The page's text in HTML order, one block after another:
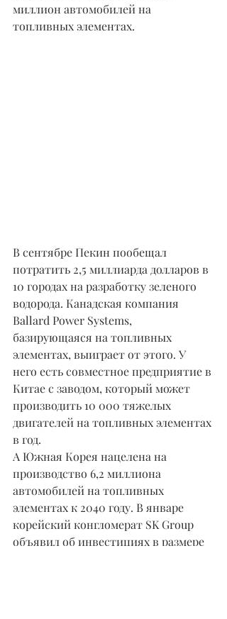
миллион автомобилей на
топливных элементах.
В сентябре Пекин пообещал
потратить 2,5 миллиарда долларов в
10 городах на разработку зеленого
водорода. Канадская компания
Ballard Power Systems,
базирующаяся на топливных
элементах, выиграет от этого. У
него есть совместное предприятие в
Китае с заводом, который может
производить 10 000 тяжелых
двигателей на топливных элементах
в год.
А Южная Корея нацелена на
производство 6,2 миллиона
автомобилей на топливных
элементах к 2040 году. В январе
корейский конгломерат SK Group
объявил об инвестициях в размере